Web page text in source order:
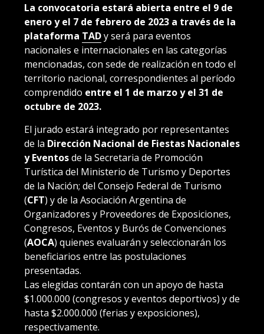
La convocatoria estará abierta entre el 9 de
enero y el 7 de febrero de 2023 a través de la
plataforma TADy será para eventos
nacionales e internacionales en las categorías
mencionadas, con sede de realización en todo el
territorio nacional, correspondientes al período
comprendido entre el 1 de marzo y el 31 de
octubre de 2023.
El jurado estará integrado por representantes
de la Dirección Nacional de Fiestas Nacionales
y Eventosde la Secretaria de Promoción
Turística del Ministerio de Turismo y Deportes
de la Nación; del Consejo Federal de Turismo
(CFT) y de la Asociación Argentina de
Organizadores y Proveedores de Exposiciones,
Congresos, Eventos y Burós de Convenciones
(AOCA) quienes evaluarán y seleccionarán los
beneficiarios entre las postulaciones
presentadas.
Las elegidas contarán con un apoyo de hasta
$1.000.000 (congresos y eventos deportivos) y de
hasta $2.000.000 (ferias y exposiciones),
respectivamente.